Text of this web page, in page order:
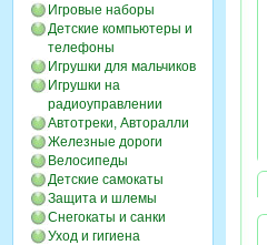
Игровые наборы
Детские компьютеры и
телефоны
Игрушки для мальчиков
Игрушки на
радиоуправлении
Автотреки, Авторалли
Железные дороги
Велосипеды
Детские самокаты
Защита и шлемы
Снегокаты и санки
Уход и гигиена